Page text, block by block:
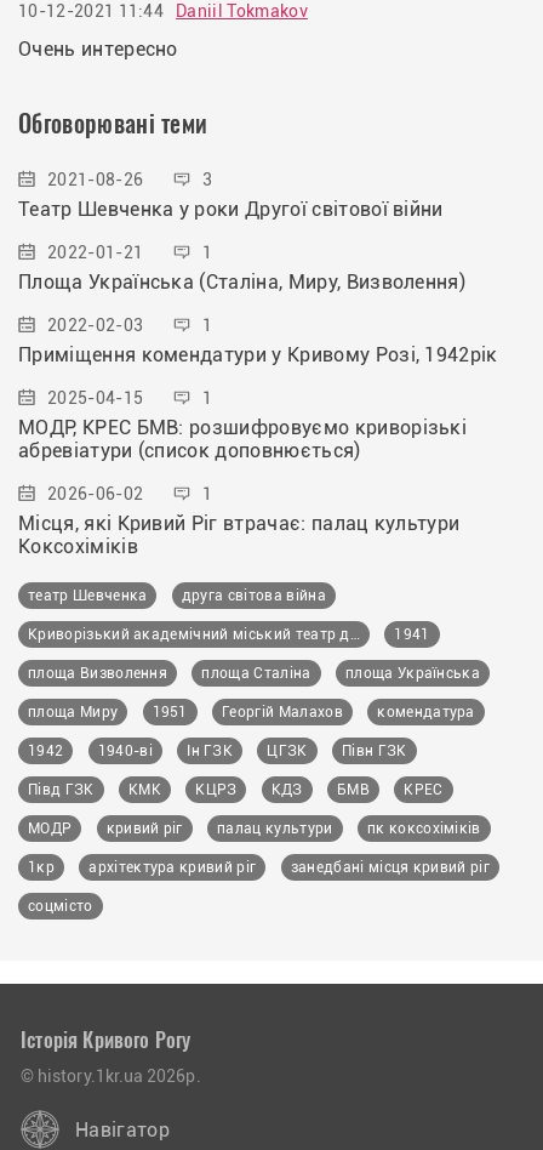
10-12-2021 11:44 Daniil Tokmakov
Очень интересно
Обговорювані теми
2021-08-26 3
Театр Шевченка у роки Другої світової війни
2022-01-21 1
Площа Українська (Сталіна, Миру, Визволення)
2022-02-03 1
Приміщення комендатури у Кривому Розі, 1942рік
2025-04-15 1
МОДР, КРЕС БМВ: розшифровуємо криворізькі
абревіатури (список доповнюється)
2026-06-02 1
Місця, які Кривий Ріг втрачає: палац культури
Коксохіміків
театр Шевченка друга світова війна
Криворізький академічний міський театр драми та музичної комедії імені Тараса Шевченка 1941
площа Визволення площа Сталіна площа Українська
площа Миру 1951 Георгій Малахов комендатура
1942 1940-ві Ін ГЗК ЦГЗК Півн ГЗК
Півд ГЗК КМК КЦРЗ КДЗ БМВ КРЕС
МОДР кривий ріг палац культури пк коксохіміків
1кр архітектура кривий ріг занедбані місця кривий ріг
соцмісто
Історія Кривого Рогу
© history.1kr.ua 2026р.
Навігатор